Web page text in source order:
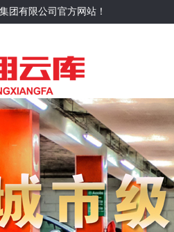
团有限公司官方网站！